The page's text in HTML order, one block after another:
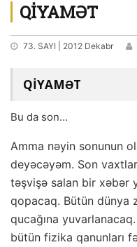
QİYAMƏT
73. SAYI | 2012 Dekabr
QİYAMƏT
Bu da son…
Amma nəyin sonunun
deyəcəyəm. Son
təşvişə salan bir xəbər
qopacaq. Bütün dünya
qucağına
bütün fizika qanunları